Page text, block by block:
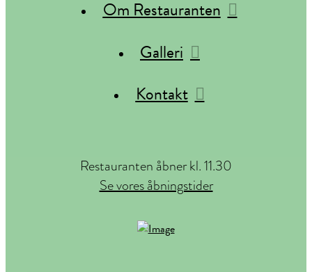
Om Restauranten
Galleri
Kontakt
Restauranten åbner kl. 11.30
Se vores åbningstider